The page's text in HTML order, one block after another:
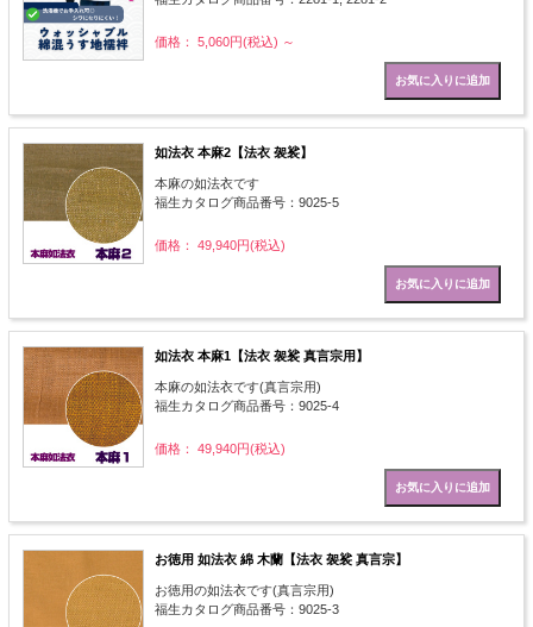
価格： 5,060円(税込) ～
如法衣 本麻2【法衣 袈裟】
本麻の如法衣です
福生カタログ商品番号：9025-5
価格： 49,940円(税込)
如法衣 本麻1【法衣 袈裟 真言宗用】
本麻の如法衣です(真言宗用)
福生カタログ商品番号：9025-4
価格： 49,940円(税込)
お徳用 如法衣 綿 木蘭【法衣 袈裟 真言宗】
お徳用の如法衣です(真言宗用)
福生カタログ商品番号：9025-3